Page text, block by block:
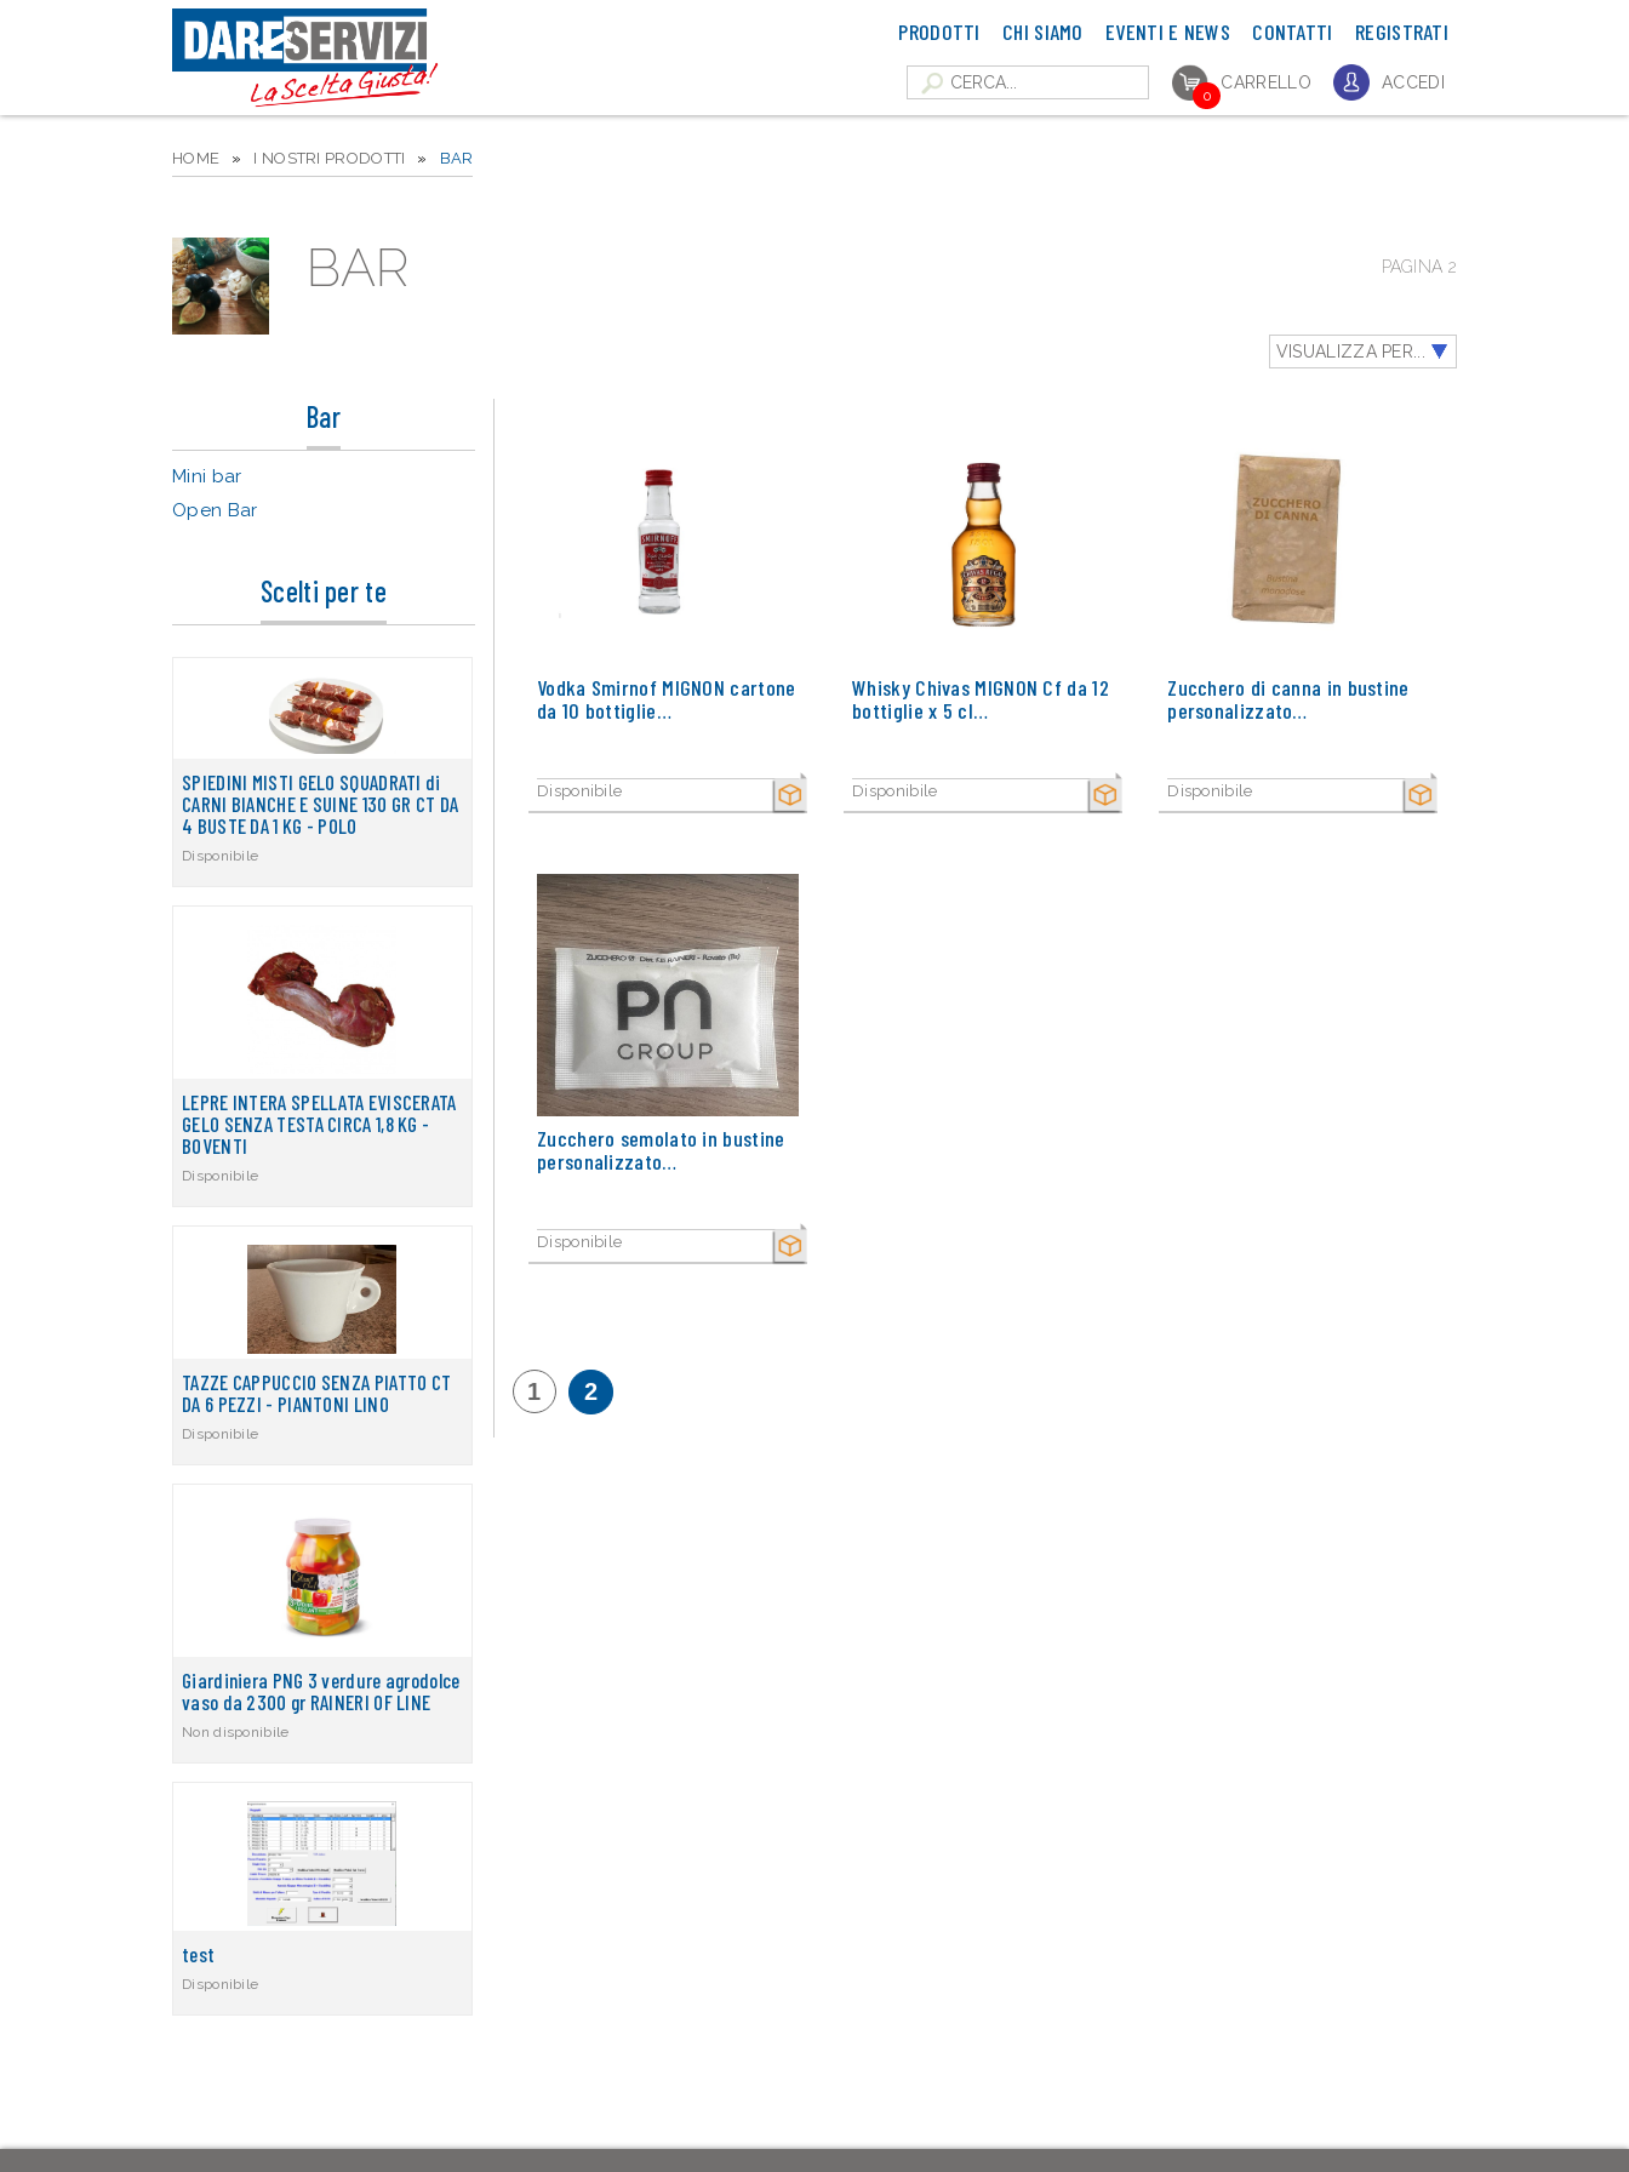
PRODOTTI CHI SIAMO EVENTI E NEWS CONTATTI REGISTRATI
CARRELLO
0
ACCEDI
HOME » I NOSTRI PRODOTTI » BAR
BAR PAGINA 2
VISUALIZZA PER...
SECCO
Vodka Smirnof MIGNON cartone
da 10 bottiglie…
Disponibile SECCO
Whisky Chivas MIGNON Cf da 12
bottiglie x 5 cl…
Disponibile SECCO
Zucchero di canna in bustine
personalizzato…
Disponibile
SECCO
Zucchero semolato in bustine
personalizzato…
Disponibile
1 2
Bar
Mini bar
Open Bar
Scelti per te
SPIEDINI MISTI GELO SQUADRATI di
CARNI BIANCHE E SUINE 130 GR CT DA
4 BUSTE DA 1 KG - POLO
Disponibile
LEPRE INTERA SPELLATA EVISCERATA
GELO SENZA TESTA CIRCA 1,8 KG -
BOVENTI
Disponibile
TAZZE CAPPUCCIO SENZA PIATTO CT
DA 6 PEZZI - PIANTONI LINO
Disponibile
Giardiniera PNG 3 verdure agrodolce
vaso da 2300 gr RAINERI OF LINE
Non disponibile
test
Disponibile